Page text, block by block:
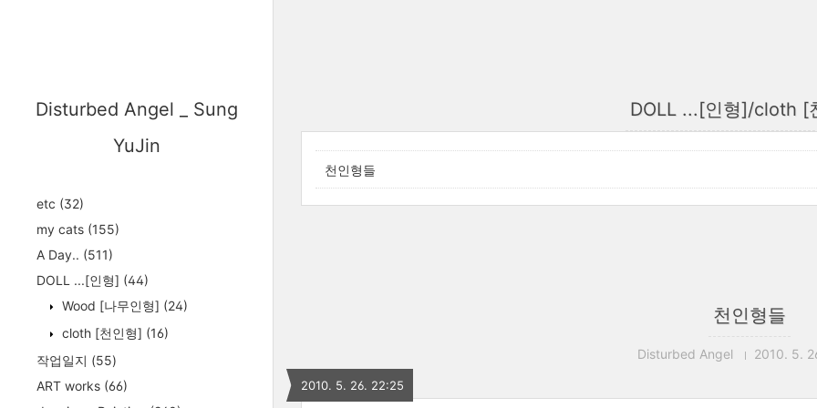
Disturbed Angel _ Sung
YuJin
etc (32)
my cats (155)
A Day.. (511)
DOLL ...[인형] (44)
Wood [나무인형] (24)
cloth [천인형] (16)
작업일지 (55)
ART works (66)
DOLL ...[인형]/cloth [
천인형들
천인형들
Disturbed Angel 2010. 5.
2010. 5. 26. 22:25